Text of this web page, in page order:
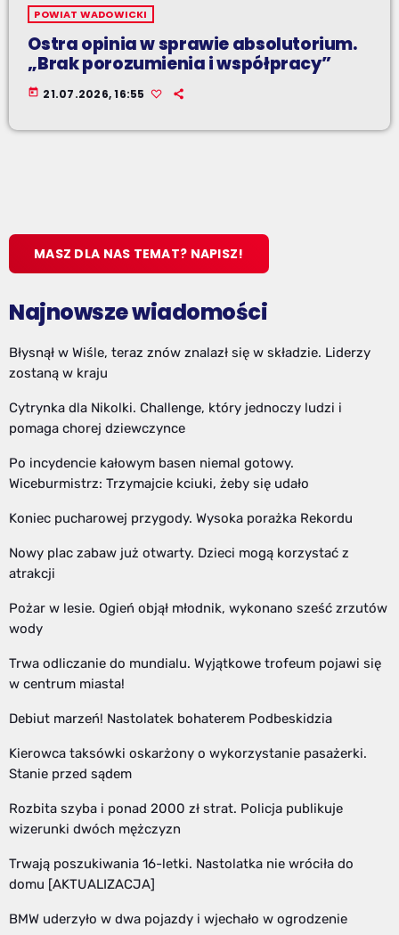
POWIAT WADOWICKI
Ostra opinia w sprawie absolutorium.
„Brak porozumienia i współpracy”
today 21.07.2026, 16:55
MASZ DLA NAS TEMAT? NAPISZ!
Najnowsze wiadomości
Błysnął w Wiśle, teraz znów znalazł się w składzie. Liderzy
zostaną w kraju
Cytrynka dla Nikolki. Challenge, który jednoczy ludzi i
pomaga chorej dziewczynce
Po incydencie kałowym basen niemal gotowy.
Wiceburmistrz: Trzymajcie kciuki, żeby się udało
Koniec pucharowej przygody. Wysoka porażka Rekordu
Nowy plac zabaw już otwarty. Dzieci mogą korzystać z
atrakcji
Pożar w lesie. Ogień objął młodnik, wykonano sześć zrzutów
wody
Trwa odliczanie do mundialu. Wyjątkowe trofeum pojawi się
w centrum miasta!
Debiut marzeń! Nastolatek bohaterem Podbeskidzia
Kierowca taksówki oskarżony o wykorzystanie pasażerki.
Stanie przed sądem
Rozbita szyba i ponad 2000 zł strat. Policja publikuje
wizerunki dwóch mężczyzn
Trwają poszukiwania 16-letki. Nastolatka nie wróciła do
domu [AKTUALIZACJA]
BMW uderzyło w dwa pojazdy i wjechało w ogrodzenie